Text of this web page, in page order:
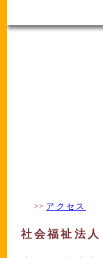
>> アクセス
社会福祉法